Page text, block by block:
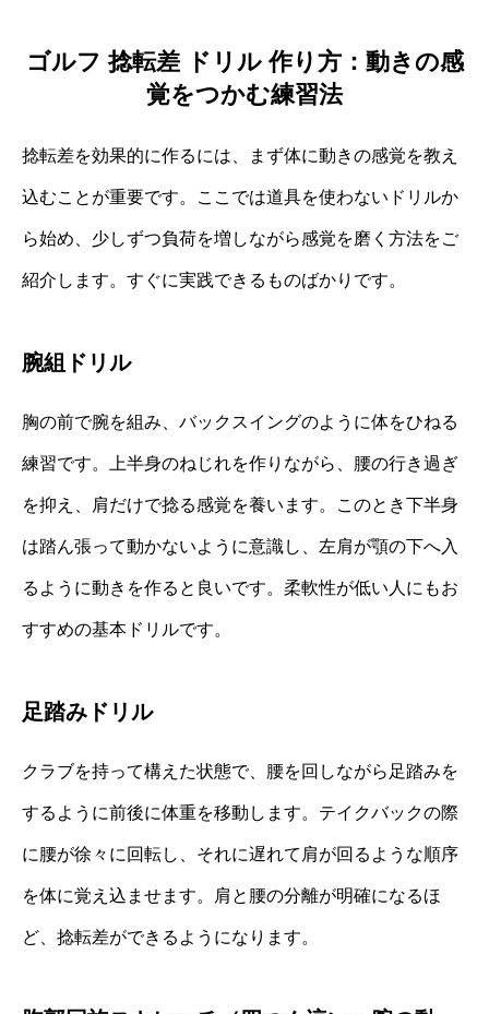
ゴルフ 捻転差 ドリル 作り方：動きの感
覚をつかむ練習法
捻転差を効果的に作るには、まず体に動きの感覚を教え
込むことが重要です。ここでは道具を使わないドリルか
ら始め、少しずつ負荷を増しながら感覚を磨く方法をご
紹介します。すぐに実践できるものばかりです。
腕組ドリル
胸の前で腕を組み、バックスイングのように体をひねる
練習です。上半身のねじれを作りながら、腰の行き過ぎ
を抑え、肩だけで捻る感覚を養います。このとき下半身
は踏ん張って動かないように意識し、左肩が顎の下へ入
るように動きを作ると良いです。柔軟性が低い人にもお
すすめの基本ドリルです。
足踏みドリル
クラブを持って構えた状態で、腰を回しながら足踏みを
するように前後に体重を移動します。テイクバックの際
に腰が徐々に回転し、それに遅れて肩が回るような順序
を体に覚え込ませます。肩と腰の分離が明確になるほ
ど、捻転差ができるようになります。